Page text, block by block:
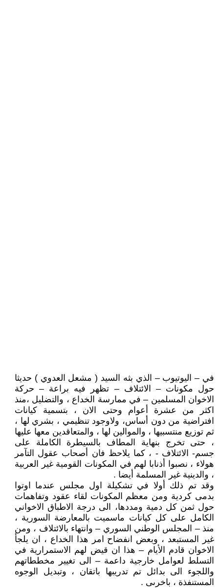
في – اليوتيوب – الذي بثه السيد ( مشعل العدوي ) حديثا
حول مكونات – الائتلاف – تظهر فيه براعة – حركة
الاخوان المسلمين – في ممارسة الخداع ، والتضليل ،منذ
اكثر من عشرة أعوام وحتى الان ، بتسمية كيانات
افتراضية من دون أساس، ولاوجود تنظيمي ، بشري لها ،
ثم توزيع منتسبيها ، والموالين لها ، والمتعاقدين معها عليها
، حتى تخرج بنهاية المطاف بالسيطرة الكاملة على
جسم- الائتلاف - ، كما يلاحظ فان أصحاب عقول التآمر
هولاء ، نصبوا أذنابا لهم في المكونات القومية غير العربية
، والدينية غير المسلمة أيضا .
وقد تم ذلك أولا في تشكيلة اول مجلس عندما اوتوا
بدمى كردية ومن معظم المكونات لقاء عقود وتفاهمات
حول ثمن كل دمية ومددها، الى درجة الاطباق الاخواني
الكامل على كل كيانات ماسميت بالمعارضة السورية ،
منذ – المجلس الوطني السوري – وانتهاء بالائتلاف ، ومن
غير المستبعد ، وبعض انفضاح امر هذا الخداع ، ان يلجأ
الاخوان قادم الأيام – هذا ان قيض لهم الاستمرارية في
التسلط لعوامل خارجية داعمة – الى تغيير مخططاتهم
واللجوء الى بدائل تم تدريبها باتقان ، وتبديل الوجوه
المستنفذة ، باخرىى .